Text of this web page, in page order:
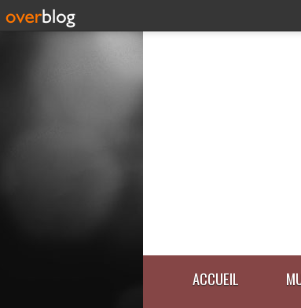
ACCUEIL